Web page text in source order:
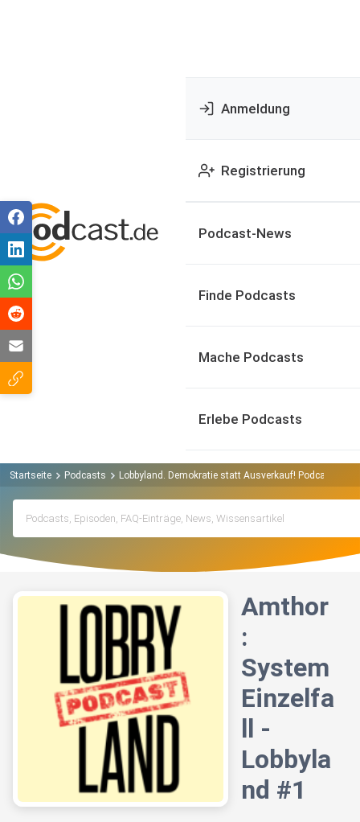
Anmeldung
Registrierung
Podcast-News
Finde Podcasts
Mache Podcasts
Erlebe Podcasts
Startseite Podcasts Lobbyland. Demokratie statt Ausverkauf! Podcast
Amthor
:
System
Einzelfa
ll -
Lobbyla
nd #1